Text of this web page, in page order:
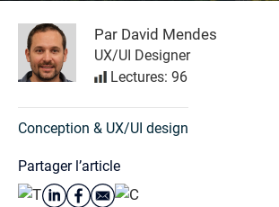
Par David Mendes
UX/UI Designer
Lectures: 96
Conception & UX/UI design
Partager l’article